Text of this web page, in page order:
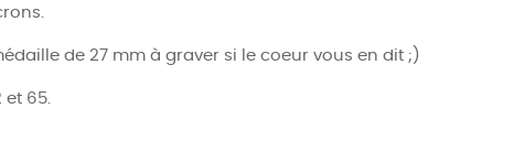
de 27 mm à graver si le coeur vous en dit ;)
et 65.